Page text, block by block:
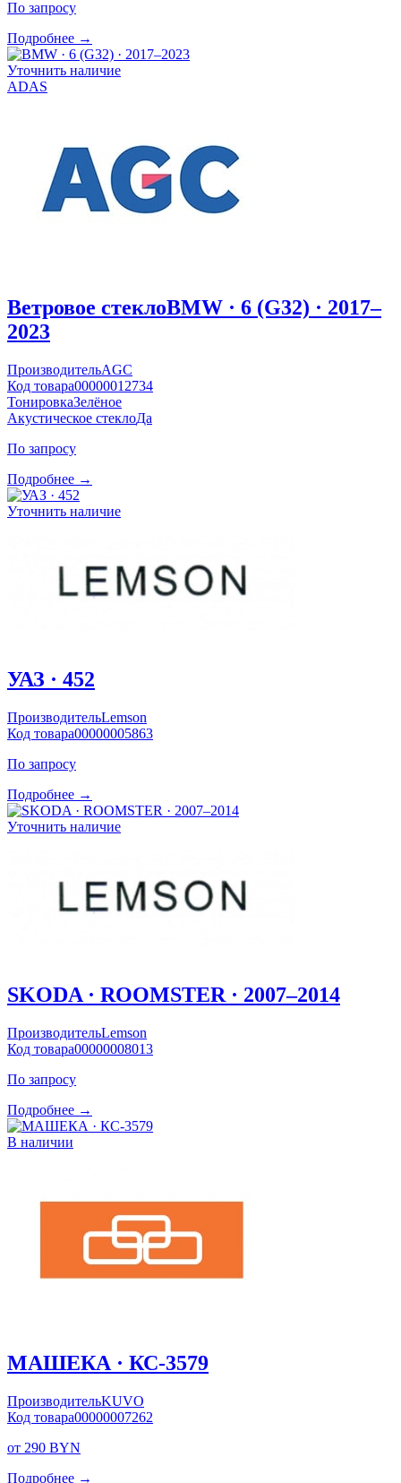
По запросу
Подробнее →
Уточнить наличие
ADAS
Ветровое стеклоBMW · 6 (G32) · 2017–
2023
ПроизводительAGC
Код товара00000012734
ТонировкаЗелёное
Акустическое стеклоДа
По запросу
Подробнее →
Уточнить наличие
УАЗ · 452
ПроизводительLemson
Код товара00000005863
По запросу
Подробнее →
Уточнить наличие
SKODA · ROOMSTER · 2007–2014
ПроизводительLemson
Код товара00000008013
По запросу
Подробнее →
В наличии
МАШЕКА · КС-3579
ПроизводительKUVO
Код товара00000007262
от 290 BYN
Подробнее →